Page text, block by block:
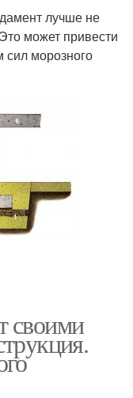
лучше не
может привести
сил морозного
своими